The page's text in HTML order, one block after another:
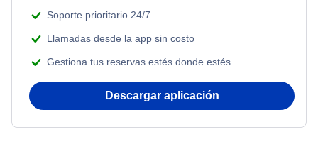
Flights from Tel Aviv to Nueva York
Flights from Toronto to Londres
Soporte prioritario 24/7
Llamadas desde la app sin costo
Gestiona tus reservas estés donde estés
Descargar aplicación